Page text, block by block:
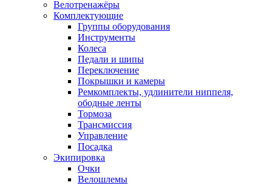
Велотренажёры
Комплектующие
Группы оборудования
Инструменты
Колеса
Педали и шипы
Переключение
Покрышки и камеры
Ремкомплекты, удлинители ниппеля,
ободные ленты
Тормоза
Трансмиссия
Управление
Посадка
Экипировка
Очки
Велошлемы